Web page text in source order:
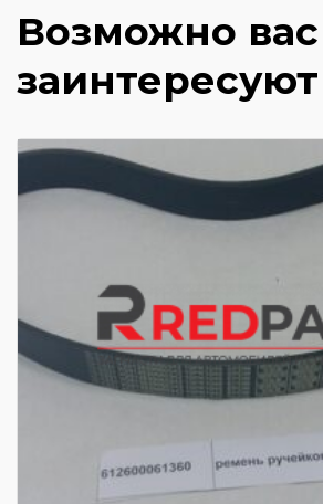
Возможно вас
заинтересуют